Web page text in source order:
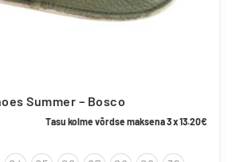
Summer – Bosco
PraeguneTasu kolme võrdse maksena 3 x13.20€